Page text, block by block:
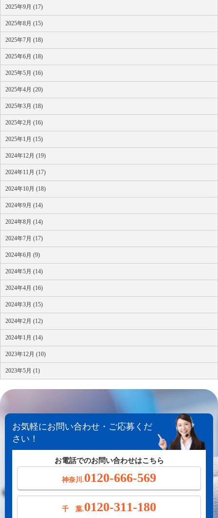
2025年9月 (17)
2025年8月 (15)
2025年7月 (18)
2025年6月 (18)
2025年5月 (16)
2025年4月 (20)
2025年3月 (18)
2025年2月 (16)
2025年1月 (15)
2024年12月 (19)
2024年11月 (17)
2024年10月 (18)
2024年9月 (14)
2024年8月 (14)
2024年7月 (17)
2024年6月 (9)
2024年5月 (14)
2024年4月 (16)
2024年3月 (15)
2024年2月 (12)
2024年1月 (14)
2023年12月 (10)
2023年5月 (1)
お気軽にお問い合わせ・ご応募くだ
さい！
お電話でのお問い合わせはこちら
神奈川.0120-666-569
千 葉.0120-311-180